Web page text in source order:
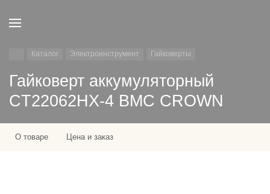
Каталог Электроинструмент Гайковерты
Гайковерт аккумуляторный
CT22062HX-4 BMC CROWN
О товаре Цена и заказ